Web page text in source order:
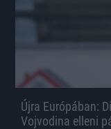
Újra Európában:
Vojvodina elleni